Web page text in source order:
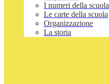
I numeri della scuola
Le carte della scuola
Organizzazione
La storia